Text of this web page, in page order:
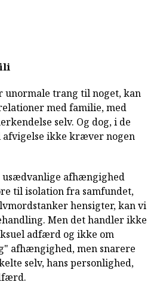
unormale trang til noget, kan
med familie, med
selv. Og dog, i de
ikke kræver nogen
usædvanlige afhængighed
til isolation fra samfundet,
hensigter, kan vi
Men det handler ikke
adfærd og ikke om
afhængighed, men snarere
selv, hans personlighed,